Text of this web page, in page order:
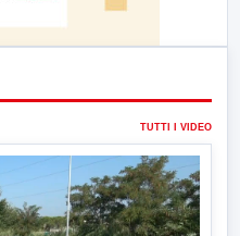
TUTTI I VIDEO